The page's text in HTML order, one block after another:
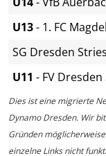
U13- 1. FC
SG Dresden
U11 - FV
Dies ist eine migrierte
Dynamo Dresden. Wir
Gründen
einzelne Links nicht